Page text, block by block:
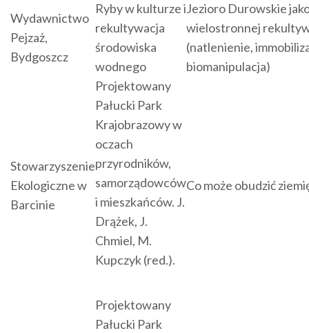
Wydawnictwo
Pejzaż,
Bydgoszcz
Ryby w kulturze i
rekultywacja
środowiska
wodnego
Jezioro Durowskie
wielostronnej
(natlenienie,
biomanipulacja)
Stowarzyszenie
Ekologiczne w
Barcinie
Projektowany
Pałucki Park
Krajobrazowy w
oczach
przyrodników,
samorządowców
i mieszkańców. J.
Drążek, J.
Chmiel, M.
Kupczyk (red.).
Co może obudzić
Projektowany
Pałucki Park